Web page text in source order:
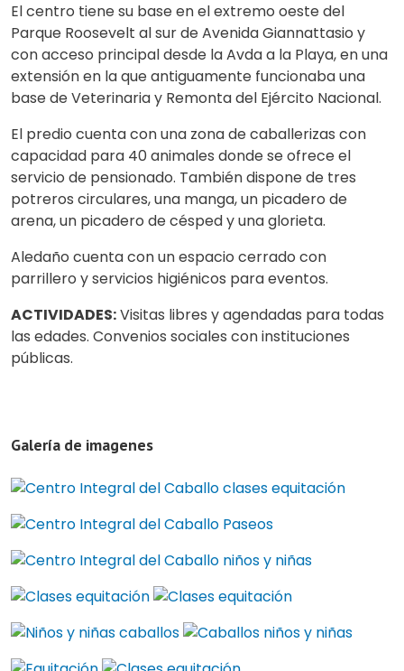
El centro tiene su base en el extremo oeste del
Parque Roosevelt al sur de Avenida Giannattasio y
con acceso principal desde la Avda a la Playa, en una
extensión en la que antiguamente funcionaba una
base de Veterinaria y Remonta del Ejército Nacional.
El predio cuenta con una zona de caballerizas con
capacidad para 40 animales donde se ofrece el
servicio de pensionado. También dispone de tres
potreros circulares, una manga, un picadero de
arena, un picadero de césped y una glorieta.
Aledaño cuenta con un espacio cerrado con
parrillero y servicios higiénicos para eventos.
ACTIVIDADES:Visitas libres y agendadas para todas
las edades. Convenios sociales con instituciones
públicas.
Galería de imagenes